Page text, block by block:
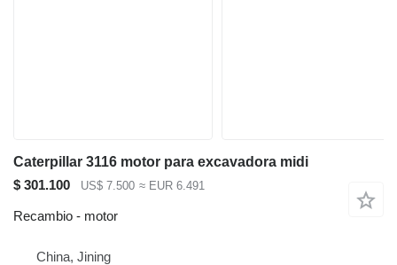
Caterpillar 3116 motor para excavadora midi
$ 301.100
US$ 7.500 ≈ EUR 6.491
Recambio - motor
China, Jining